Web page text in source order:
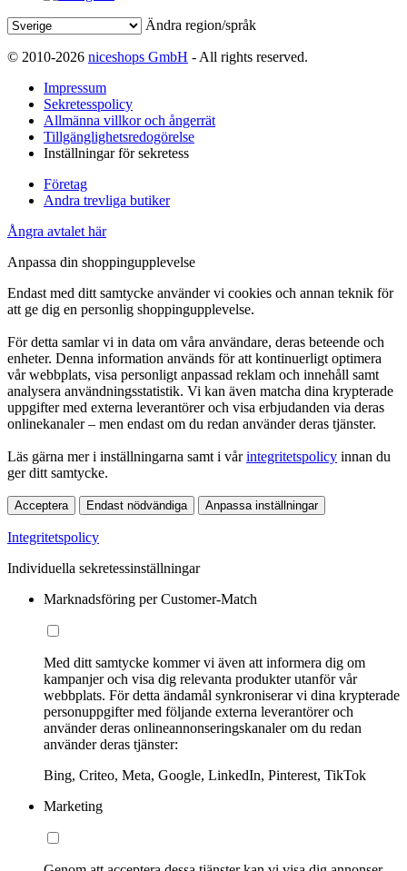
Ändra region/språk
© 2010-2026 niceshops GmbH - All rights reserved.
Impressum
Sekretesspolicy
Allmänna villkor och ångerrät
Tillgänglighetsredogörelse
Inställningar för sekretess
Företag
Andra trevliga butiker
Ångra avtalet här
Anpassa din shoppingupplevelse
Endast med ditt samtycke använder vi cookies och annan teknik för
att ge dig en personlig shoppingupplevelse.
För detta samlar vi in data om våra användare, deras beteende och
enheter. Denna information används för att kontinuerligt optimera
vår webbplats, visa personligt anpassad reklam och innehåll samt
analysera användningsstatistik. Vi kan även matcha dina krypterade
uppgifter med externa leverantörer och visa erbjudanden via deras
onlinekanaler – men endast om du redan använder deras tjänster.
Läs gärna mer i inställningarna samt i vårintegritetspolicy innan du
ger ditt samtycke.
Acceptera Endast nödvändiga Anpassa inställningar
Integritetspolicy
Individuella sekretessinställningar
Marknadsföring per Customer-Match
Med ditt samtycke kommer vi även att informera dig om
kampanjer och visa dig relevanta produkter utanför vår
webbplats. För detta ändamål synkroniserar vi dina krypterade
personuppgifter med följande externa leverantörer och
använder deras onlineannonseringskanaler om du redan
använder deras tjänster:
Bing, Criteo, Meta, Google, LinkedIn, Pinterest, TikTok
Marketing